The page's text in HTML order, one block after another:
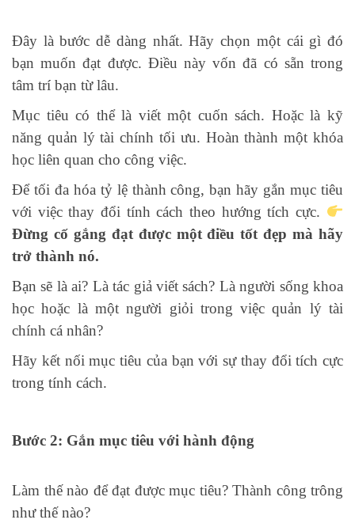
Đây là bước dễ dàng nhất. Hãy chọn một cái gì đó
bạn muốn đạt được. Điều này vốn đã có sẵn trong
tâm trí bạn từ lâu.
Mục tiêu có thể là viết một cuốn sách. Hoặc là kỹ
năng quản lý tài chính tối ưu. Hoàn thành một khóa
học liên quan cho công việc.
Để tối đa hóa tỷ lệ thành công, bạn hãy gắn mục tiêu
với việc thay đổi tính cách theo hướng tích cực.
Đừng cố gắng đạt được một điều tốt đẹp mà hãy
trở thành nó.
Bạn sẽ là ai? Là tác giả viết sách? Là người sống khoa
học hoặc là một người giỏi trong việc quản lý tài
chính cá nhân?
Hãy kết nối mục tiêu của bạn với sự thay đổi tích cực
trong tính cách.
Bước 2: Gắn mục tiêu với hành động
Làm thế nào để đạt được mục tiêu? Thành công trông
như thế nào?